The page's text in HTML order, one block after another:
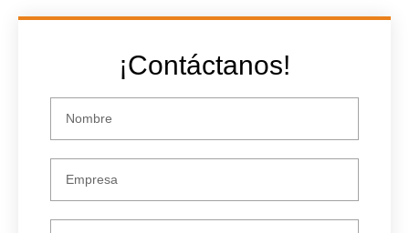
¡Contáctanos!